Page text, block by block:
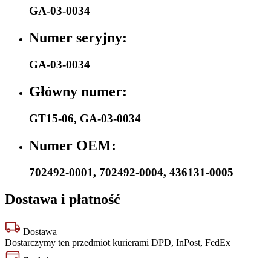
GA-03-0034
Numer seryjny:
GA-03-0034
Główny numer:
GT15-06, GA-03-0034
Numer OEM:
702492-0001, 702492-0004, 436131-0005
Dostawa i płatność
Dostawa
Dostarczymy ten przedmiot kurierami DPD, InPost, FedEx